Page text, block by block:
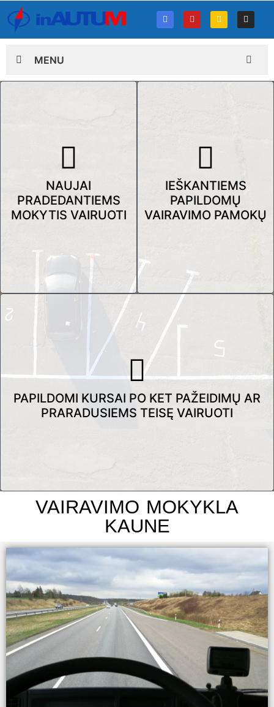
MENU
NAUJAI
PRADEDANTIEMS
MOKYTIS VAIRUOTI
IEŠKANTIEMS
PAPILDOMŲ
VAIRAVIMO PAMOKŲ
PAPILDOMI KURSAI PO KET PAŽEIDIMŲ AR
PRARADUSIEMS TEISĘ VAIRUOTI
VAIRAVIMO MOKYKLA
KAUNE